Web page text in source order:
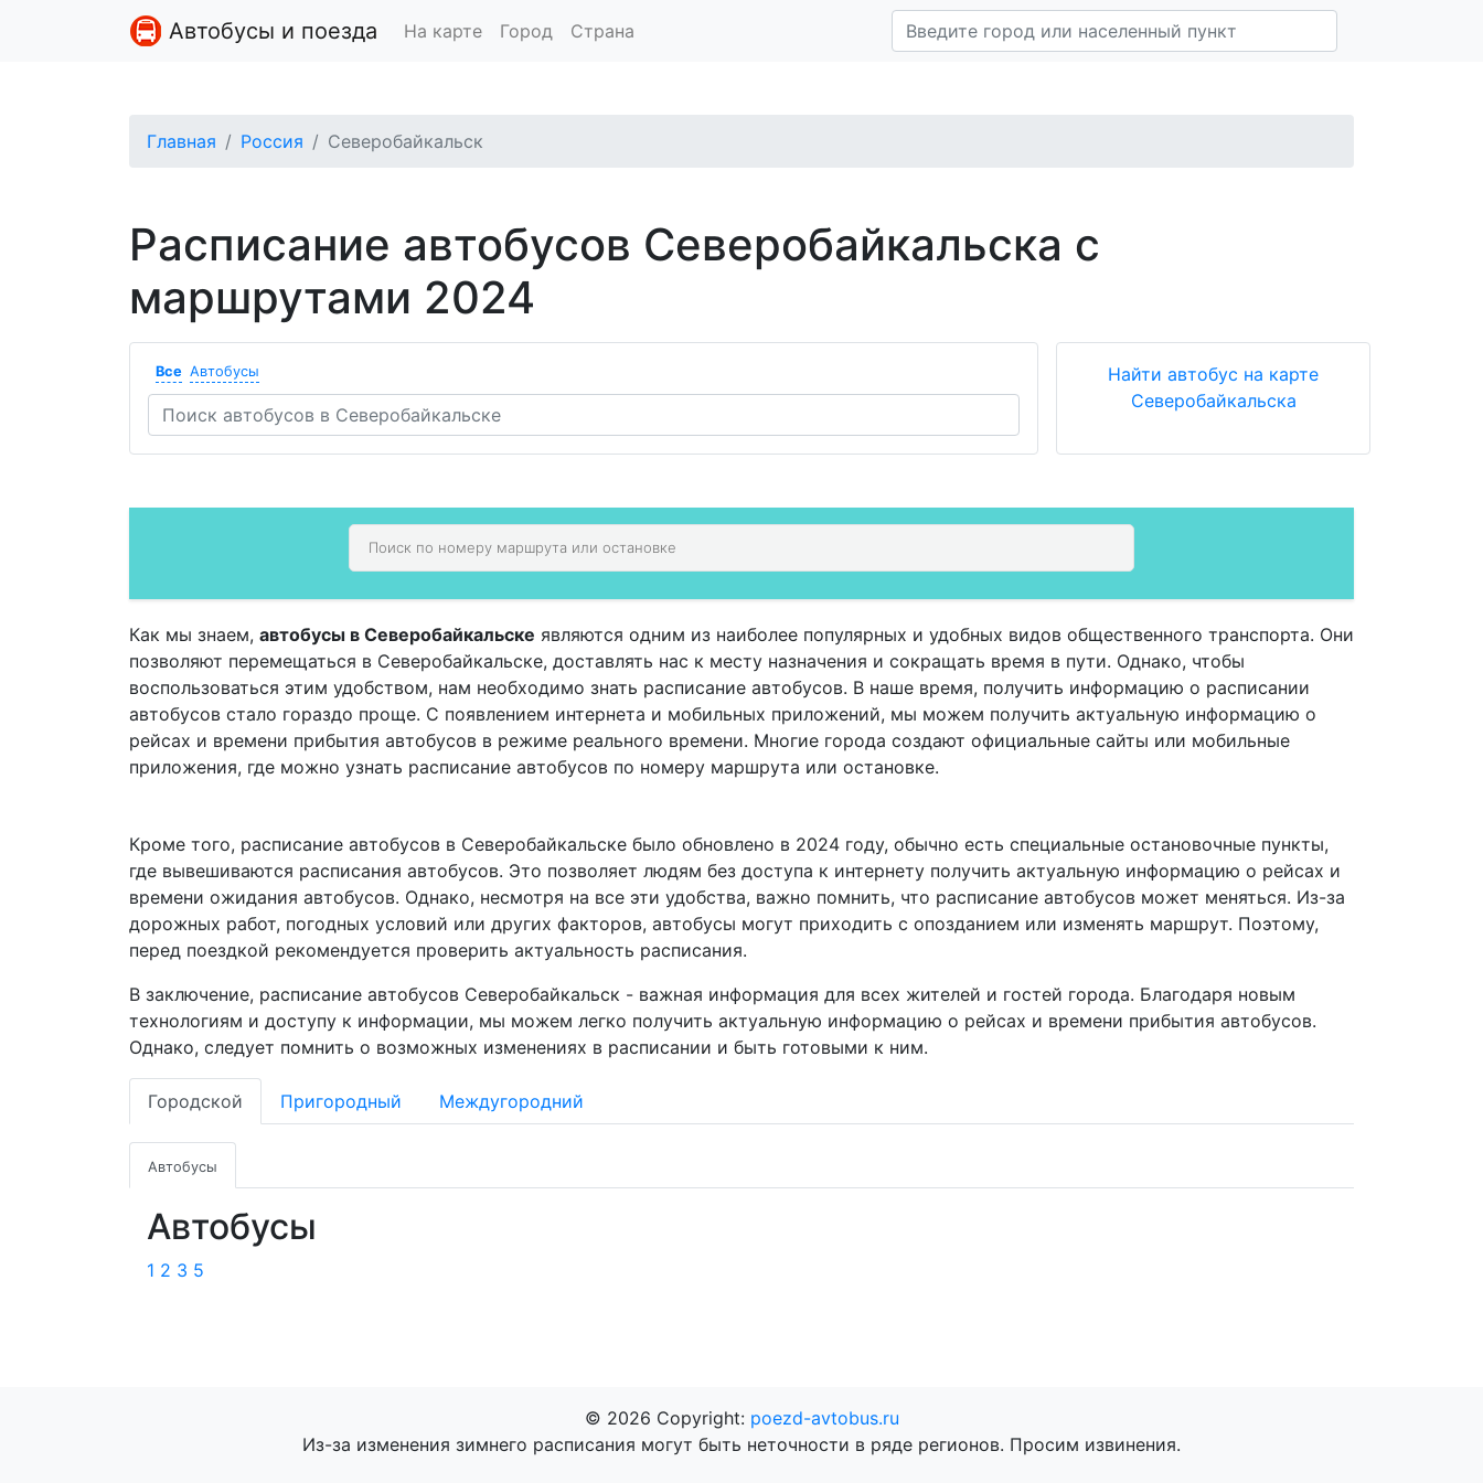
Автобусы и поезда На карте Город Страна
Главная Россия Северобайкальск
Расписание автобусов Северобайкальска с
маршрутами 2024
Все Автобусы
Найти автобус на карте
Северобайкальска
Как мы знаем, автобусы в Северобайкальске являются одним из наиболее популярных и удобных видов общественного транспорта. Они
позволяют перемещаться в Северобайкальске, доставлять нас к месту назначения и сокращать время в пути. Однако, чтобы
воспользоваться этим удобством, нам необходимо знать расписание автобусов. В наше время, получить информацию о расписании
автобусов стало гораздо проще. С появлением интернета и мобильных приложений, мы можем получить актуальную информацию о
рейсах и времени прибытия автобусов в режиме реального времени. Многие города создают официальные сайты или мобильные
приложения, где можно узнать расписание автобусов по номеру маршрута или остановке.
Кроме того, расписание автобусов в Северобайкальске было обновлено в 2024 году, обычно есть специальные остановочные пункты,
где вывешиваются расписания автобусов. Это позволяет людям без доступа к интернету получить актуальную информацию о рейсах и
времени ожидания автобусов. Однако, несмотря на все эти удобства, важно помнить, что расписание автобусов может меняться. Из-за
дорожных работ, погодных условий или других факторов, автобусы могут приходить с опозданием или изменять маршрут. Поэтому,
перед поездкой рекомендуется проверить актуальность расписания.
В заключение, расписание автобусов Северобайкальск - важная информация для всех жителей и гостей города. Благодаря новым
технологиям и доступу к информации, мы можем легко получить актуальную информацию о рейсах и времени прибытия автобусов.
Однако, следует помнить о возможных изменениях в расписании и быть готовыми к ним.
Городской Пригородный Междугородний
Автобусы
Автобусы
1 2 3 5
© 2026 Copyright: poezd-avtobus.ru
Из-за изменения зимнего расписания могут быть неточности в ряде регионов. Просим извинения.